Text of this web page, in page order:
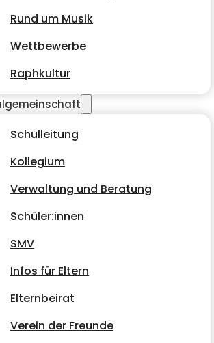
Rund um Musik
Wettbewerbe
Raphkultur
Schulleitung
Kollegium
Verwaltung und Beratung
Schüler:innen
SMV
Infos für Eltern
Elternbeirat
Verein der Freunde